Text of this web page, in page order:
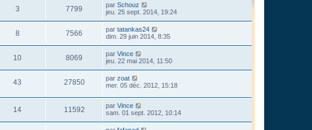
3 7799 par Schouz
jeu. 25 sept. 2014, 19:24
8 7566 par tatankas24
dim. 29 juin 2014, 8:35
10 8069 par Vince
jeu. 22 mai 2014, 11:50
43 27850 par zoat
mer. 05 déc. 2012, 15:18
14 11592 par Vince
sam. 01 sept. 2012, 10:14